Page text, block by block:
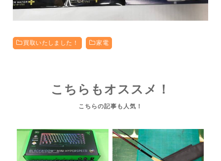
買取いたしました！ 家電
こちらもオススメ！